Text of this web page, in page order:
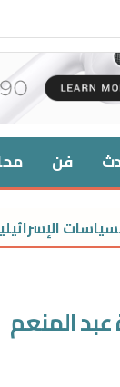
فن
تهدد
المنعم